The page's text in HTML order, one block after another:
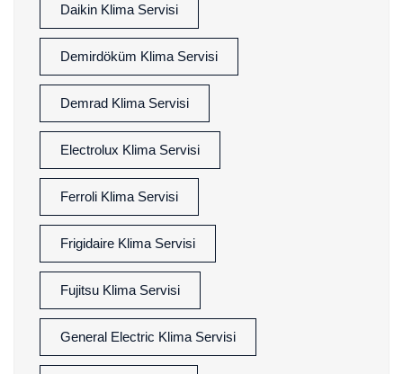
Daikin Klima Servisi
Demirdöküm Klima Servisi
Demrad Klima Servisi
Electrolux Klima Servisi
Ferroli Klima Servisi
Frigidaire Klima Servisi
Fujitsu Klima Servisi
General Electric Klima Servisi